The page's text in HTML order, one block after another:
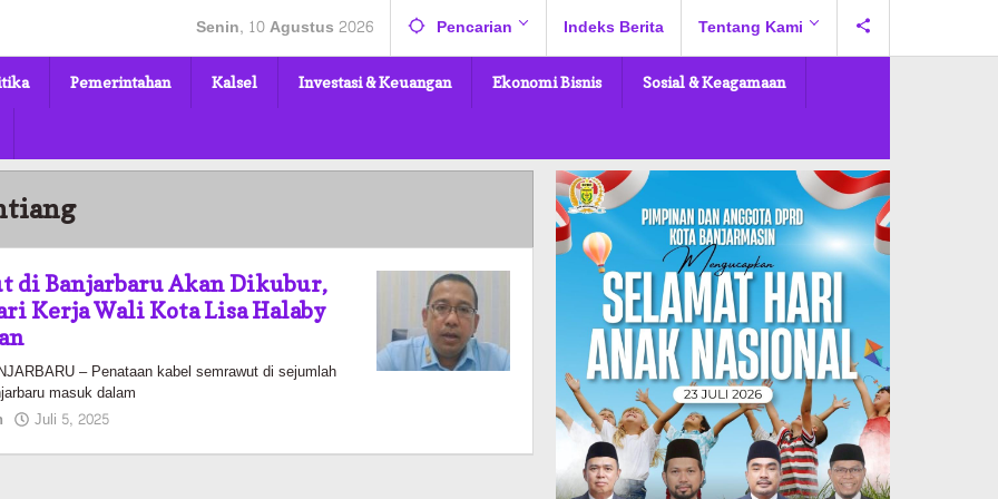
Senin, 10 Agustus 2026 Pencarian Indeks Berita Tentang Kami
Pemerintahan Kalsel Investasi & Keuangan Ekonomi Bisnis Sosial & Keagamaan
di Banjarbaru Akan Dikubur,
Kerja Wali Kota Lisa Halaby
– Penataan kabel semrawut di sejumlah
masuk dalam
Juli 5, 2025